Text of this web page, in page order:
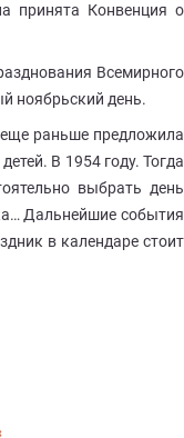
принята Конвенция о
Всемирного
ноябрьский день.
раньше предложила
В 1954 году. Тогда
выбрать день
Дальнейшие события
в календаре стоит